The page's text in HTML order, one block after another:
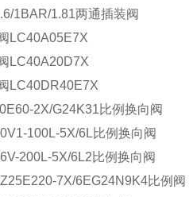
1BAR/1.81两通插装阀
LC40A05E7X
LC40A20D7X
LC40DR40E7X
2X/G24K31比例换向阀
100L-5X/6L比例换向阀
200L-5X/6L2比例换向阀
7X/6EG24N9K4比例阀